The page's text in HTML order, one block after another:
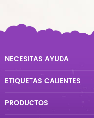
NECESITAS AYUDA
ETIQUETAS CALIENTES
PRODUCTOS